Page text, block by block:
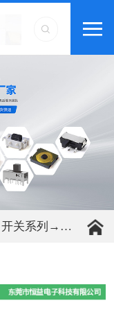
开关系列 → 轻触开关